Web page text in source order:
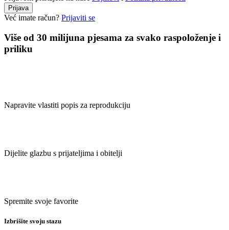
Prijava
Već imate račun? Prijaviti se
Više od 30 milijuna pjesama za svako raspoloženje i
priliku
Napravite vlastiti popis za reprodukciju
Dijelite glazbu s prijateljima i obitelji
Spremite svoje favorite
Izbrišite svoju stazu